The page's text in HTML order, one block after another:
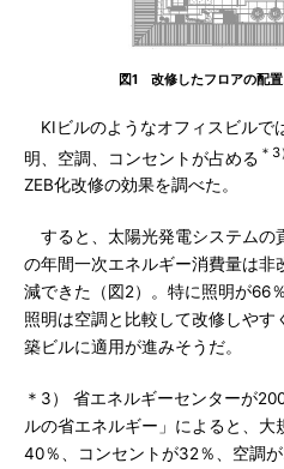
図1 改修したフロアの配
KIビルのようなオフィスビルで
明、空調、コンセントが占める ＊3）
ZEB化改修の効果を調べた。
すると、太陽光発電システムの
の年間一次エネルギー消費量は非
減できた（図2）。特に照明が66
照明は空調と比較して改修しや
築ビルに適用が進みそうだ。
＊3） 省エネルギーセンターが
ルの省エネルギー」によると、
40％、コンセントが32％、空調が